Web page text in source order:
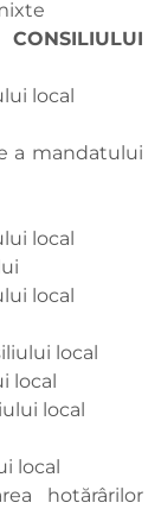
local
a mandatului
local
local
local
local
local
local
hotărârilor